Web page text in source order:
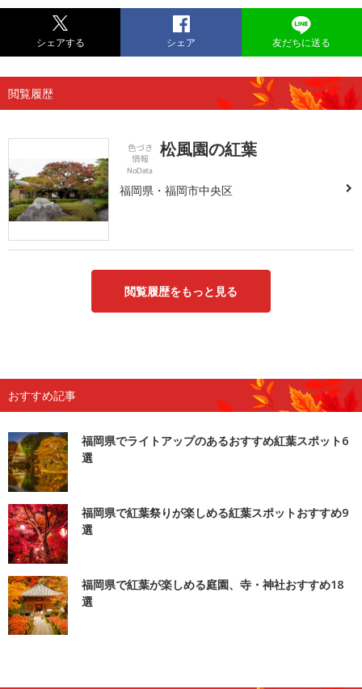
シェアする シェア 友だちに送る
閲覧履歴
松風園の紅葉
福岡県・福岡市中央区
閲覧履歴をもっと見る
おすすめ記事
福岡県でライトアップのあるおすすめ紅葉スポット6
選
福岡県で紅葉祭りが楽しめる紅葉スポットおすすめ9
選
福岡県で紅葉が楽しめる庭園、寺・神社おすすめ18
選